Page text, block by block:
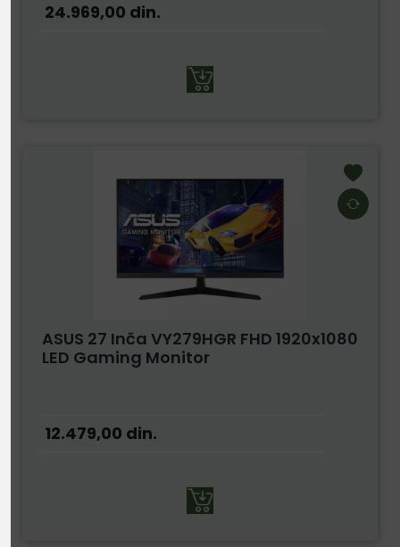
24.969,00 din.
ASUS 27 Inča VY279HGR FHD 1920x1080
LED Gaming Monitor
12.479,00 din.